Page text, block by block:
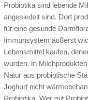
Probiotika sind lebende
angesiedelt sind. Dort
für eine gesunde
Immunsystem äußerst
Lebensmittel kaufen,
wurden. In
Natur aus probiotische
Joghurt nicht
Probiotika. Wer mit